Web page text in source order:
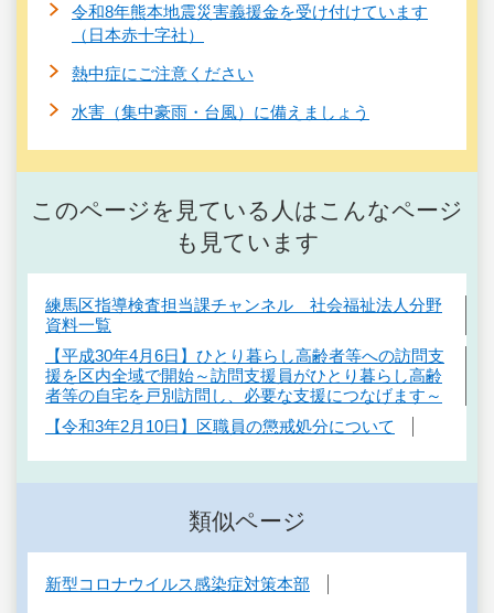
令和8年熊本地震災害義援金を受け付けています
（日本赤十字社）
熱中症にご注意ください
水害（集中豪雨・台風）に備えましょう
このページを見ている人はこんなページ
も見ています
練馬区指導検査担当課チャンネル 社会福祉法人分野
資料一覧
【平成30年4月6日】ひとり暮らし高齢者等への訪問支
援を区内全域で開始～訪問支援員がひとり暮らし高齢
者等の自宅を戸別訪問し、必要な支援につなげます～
【令和3年2月10日】区職員の懲戒処分について
類似ページ
新型コロナウイルス感染症対策本部